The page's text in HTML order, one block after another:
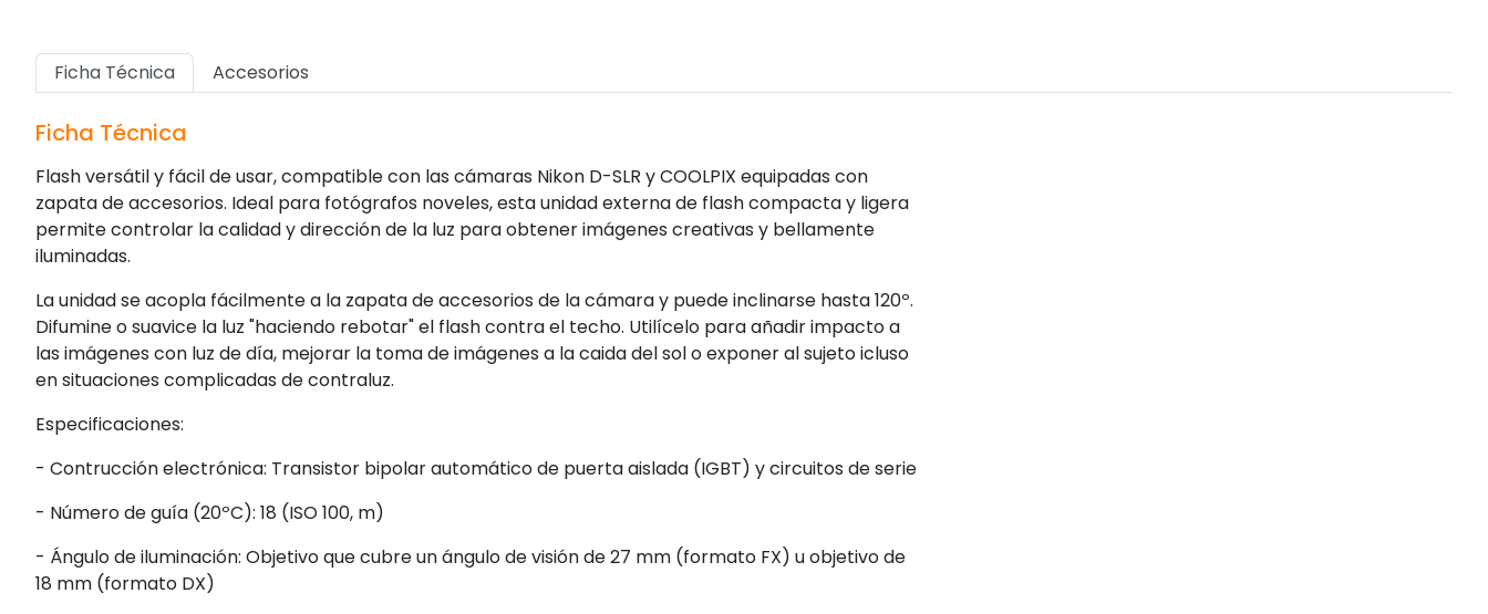
Ficha Técnica Accesorios
Ficha Técnica
Flash versátil y fácil de usar, compatible con las cámaras Nikon D-SLR y COOLPIX equipadas con
zapata de accesorios. Ideal para fotógrafos noveles, esta unidad externa de flash compacta y ligera
permite controlar la calidad y dirección de la luz para obtener imágenes creativas y bellamente
iluminadas.
La unidad se acopla fácilmente a la zapata de accesorios de la cámara y puede inclinarse hasta 120º.
Difumine o suavice la luz "haciendo rebotar" el flash contra el techo. Utilícelo para añadir impacto a
las imágenes con luz de día, mejorar la toma de imágenes a la caida del sol o exponer al sujeto icluso
en situaciones complicadas de contraluz.
Especificaciones:
- Contrucción electrónica: Transistor bipolar automático de puerta aislada (IGBT) y circuitos de serie
- Número de guía (20ºC): 18 (ISO 100, m)
- Ángulo de iluminación: Objetivo que cubre un ángulo de visión de 27 mm (formato FX) u objetivo de
18 mm (formato DX)